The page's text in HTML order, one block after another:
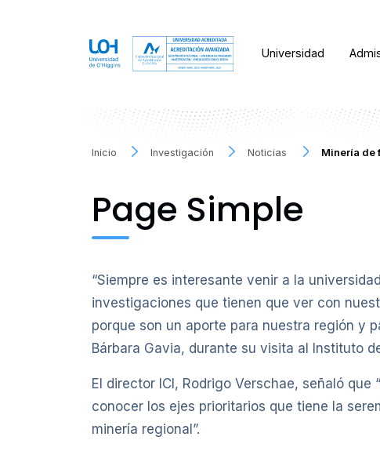
Universidad
Inicio Investigación Noticias Minería de
Page Simple
“Siempre es interesante venir a la
investigaciones que tienen que ver con
porque son un aporte para nuestra región y
Bárbara Gavia, durante su visita al Instituto
El director ICI, Rodrigo Verschae, señaló
conocer los ejes prioritarios que tiene la
minería regional”.